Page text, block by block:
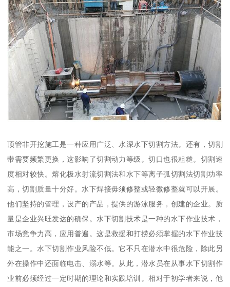
顶管非开挖施工是一种应用广泛、水深水下切割方法。还有，切割
带需要频繁更换，这影响了切割动力等级。切口也很粗糙。切割速
度相对较快。熔化极水射流切割法和水下等离子弧切割法切割功率
高，切割质量十分好。水下焊接毋须修整或轻微修整就可以开展。
他们坚持的管理，设产的产品，提供的游泳服务，创建的企业。质
量是企业兴旺发达的确保。水下切割技术是一种的水下作业技术，
市场竞争力高，应用普遍。这是救援和打捞必须掌握的水下作业技
能之一。水下切割作业风险不低。它不只在潜水中很危险，除此另
外在操作中还面临电击、溺水等。从此，潜水员在从事水下切割作
业前必须经过一定时期的理论和实践培训。相对于初学者来说，他